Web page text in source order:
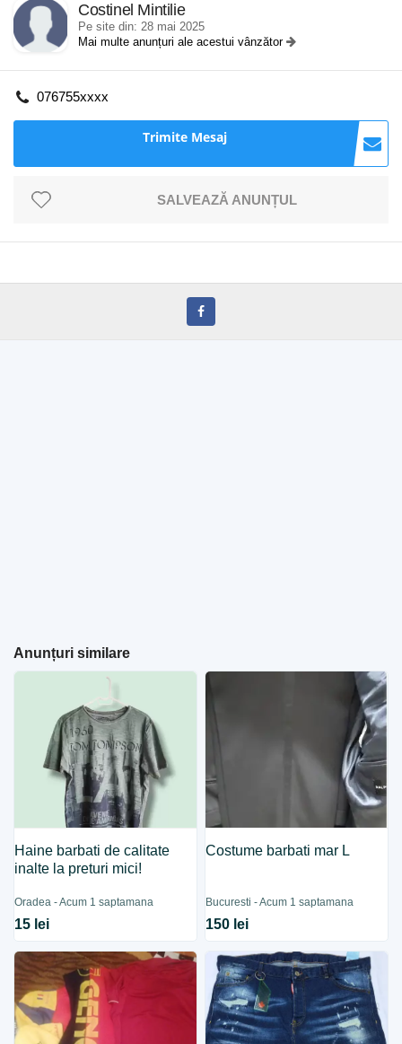
Costinel Mintilie
Pe site din: 28 mai 2025
Mai multe anunțuri ale acestui vânzător
076755xxxx
Trimite Mesaj
SALVEAZĂ ANUNȚUL
Anunțuri similare
Haine barbati de calitate
inalte la preturi mici!
Oradea - Acum 1 saptamana
15 lei
Costume barbati mar L
Bucuresti - Acum 1 saptamana
150 lei